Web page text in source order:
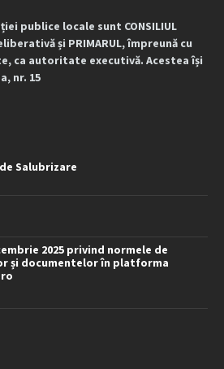
publice locale sunt CONSILIUL
și PRIMARUL, împreună cu
ca autoritate executivă. Acestea își
nr. 15
Salubrizare
2025 privind normele de
și documentelor în platforma